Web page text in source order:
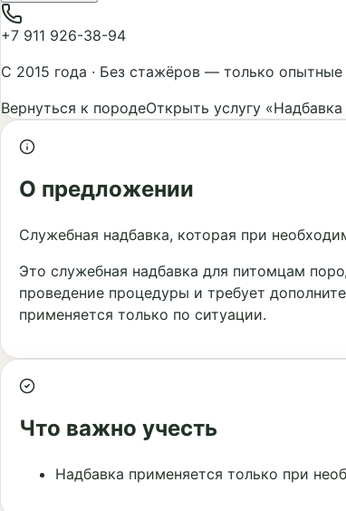
+7 911 926-38-94
С 2015 года · Без стажёров — только опытные
Вернуться к породеОткрыть услугу
О предложении
Служебная надбавка, которая при
Это служебная надбавка для питомцам
проведение процедуры и требует
применяется только по ситуации.
Что важно учесть
Надбавка применяется только при